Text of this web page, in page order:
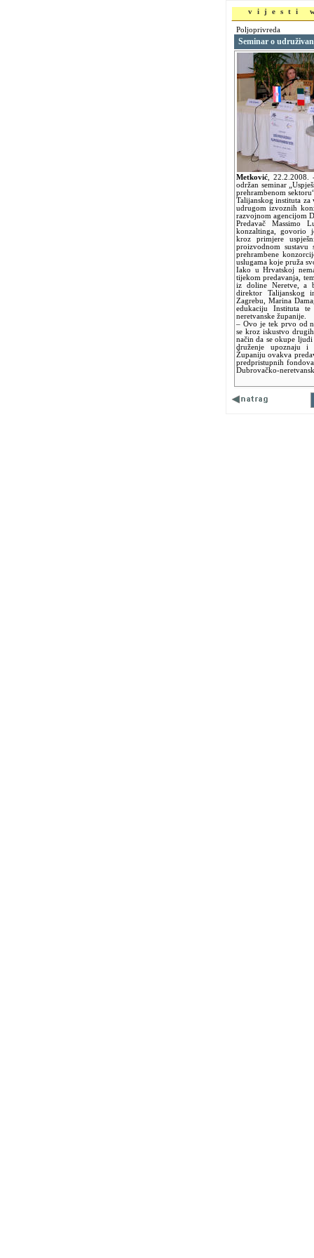
vijesti
Poljoprivreda
Seminar o
Metković ,22.2.2008.
održan seminar
prehrambenom
Talijanskog instituta
udrugom izvoznih
razvojnom agencijom
Predavač Massimo
konzaltinga, govorio
kroz primjere
proizvodnom sustavu
prehrambene
uslugama koje pruža
Iako u Hrvatskoj
tijekom predavanja,
iz doline Neretve, a
direktor Talijanskog
Zagrebu, Marina
edukaciju Instituta
neretvanske županije.
– Ovo je tek prvo od
se kroz iskustvo
način da se okupe
druženje upoznaju i
Županiju ovakva
predpristupnih
Dubrovačko-